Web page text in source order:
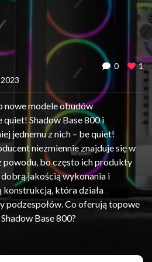
0 1
nowe modele obudów
Shadow Base 800 i
jednemu z nich – be quiet!
niezmiennie znajduje się w
powodu, bo często ich produkty
jakością wykonania i
konstrukcją, która działa
podzespołów. Co oferują topowe
Base 800?